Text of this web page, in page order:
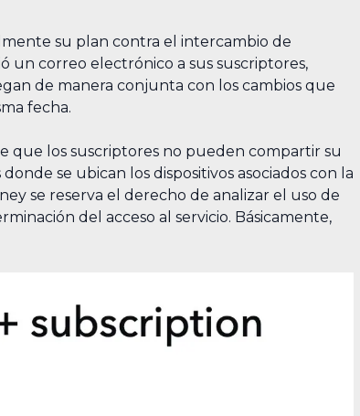
su plan contra el intercambio de
un correo electrónico a sus suscriptores,
de manera conjunta con los cambios que
fecha.
que los suscriptores no pueden compartir su
se ubican los dispositivos asociados con la
se reserva el derecho de analizar el uso de
del acceso al servicio. Básicamente,